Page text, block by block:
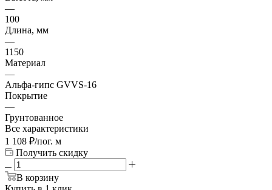
—
100
Длина, мм
—
1150
Материал
—
Альфа-гипс GVVS-16
Покрытие
—
Грунтованное
Все характеристики
1 108 ₽/пог. м
Получить скидку
В корзину